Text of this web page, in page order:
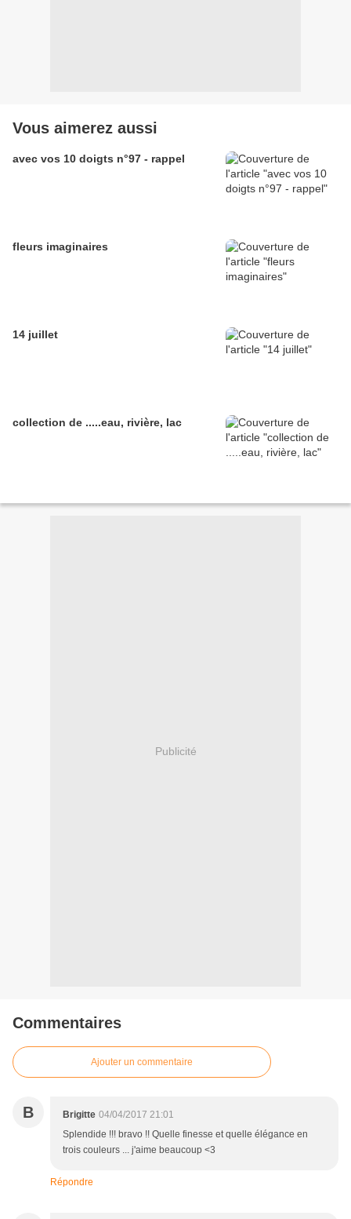
Vous aimerez aussi
avec vos 10 doigts n°97 - rappel
fleurs imaginaires
14 juillet
collection de .....eau, rivière, lac
Publicité
Commentaires
Ajouter un commentaire
B Brigitte 04/04/2017 21:01
Splendide !!! bravo !! Quelle finesse et quelle élégance en
trois couleurs ... j'aime beaucoup <3
Répondre